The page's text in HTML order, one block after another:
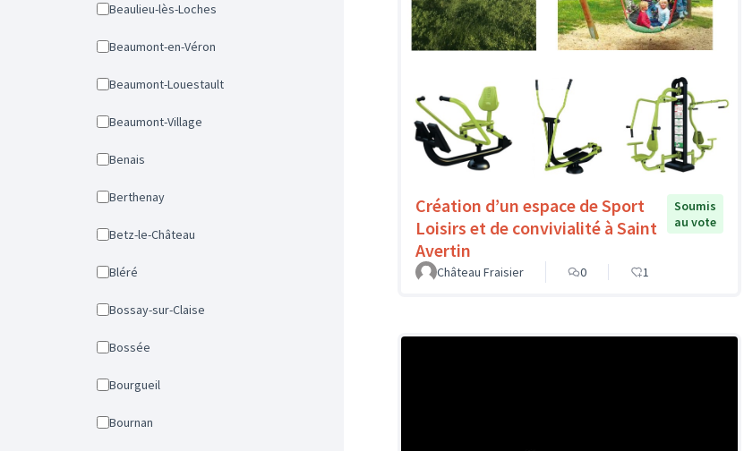
Beaulieu-lès-Loches
Beaumont-en-Véron
Beaumont-Louestault
Beaumont-Village
Benais
Berthenay
Betz-le-Château
Bléré
Bossay-sur-Claise
Bossée
Bourgueil
Bournan
Création d’un espace de Sport
Loisirs et de convivialité à Saint
Avertin
Soumis
au vote
Château Fraisier 0 1